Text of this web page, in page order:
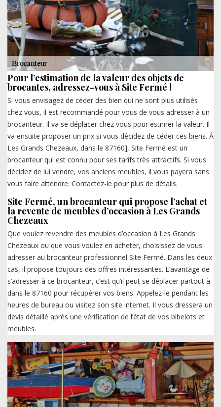
Pour l’estimation de la valeur des objets de
brocantes, adressez-vous à Site Fermé !
Si vous envisagez de céder des bien qui ne sont plus utilisés
chez vous, il est recommandé pour vous de vous adresser à un
brocanteur. Il va se déplacer chez vous pour estimer la valeur. Il
va ensuite proposer un prix si vous décidez de céder ces biens. À
Les Grands Chezeaux, dans le 87160], Site Fermé est un
brocanteur qui est connu pour ses tarifs très attractifs. Si vous
décidez de lui vendre, vos anciens meubles, il vous payera sans
vous faire attendre. Contactez-le pour plus de détails.
Site Fermé, un brocanteur qui propose l’achat et
la revente de meubles d’occasion à Les Grands
Chezeaux
Que voulez revendre des meubles d’occasion à Les Grands
Chezeaux ou que vous voulez en acheter, choisissez de vous
adresser au brocanteur professionnel Site Fermé. Dans les deux
cas, il propose toujours des offres intéressantes. L’avantage de
s’adresser à ce brocanteur, c’est qu’il peut se déplacer partout à
dans le 87160 pour récupérer vos biens. Appelez-le pendant les
heures de bureau ou visitez son site internet. Il vous dressera un
devis détaillé après une vérification de l’état de vos bibelots et
meubles.